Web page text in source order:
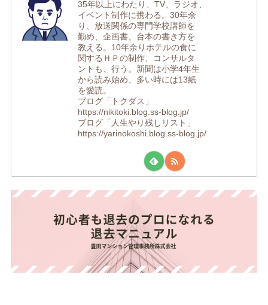
35年以上にわたり、TV、ラジオ、
イベント制作に携わる。30年余
り、放送関係の専門学校講師を
勤め、企画書、台本の書き方を
教える。10年余りホテルの食に
関するＨＰの制作、コンサルタ
ントも、行う。新聞は小学4年生
から読み始め、多い時には13紙
を愛読。
ブログ「トクダス」
https://nikitoki.blog.ss-blog.jp/
ブログ「人生やり残しリスト」
https://yarinokoshi.blog.ss-blog.jp/